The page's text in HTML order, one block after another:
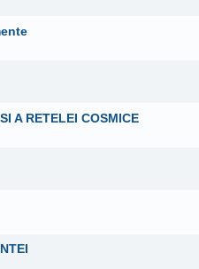
A RETELEI COSMICE